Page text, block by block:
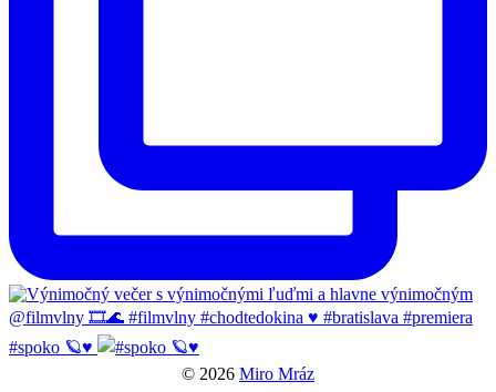
#spoko 🪐♥️
© 2026 Miro Mráz